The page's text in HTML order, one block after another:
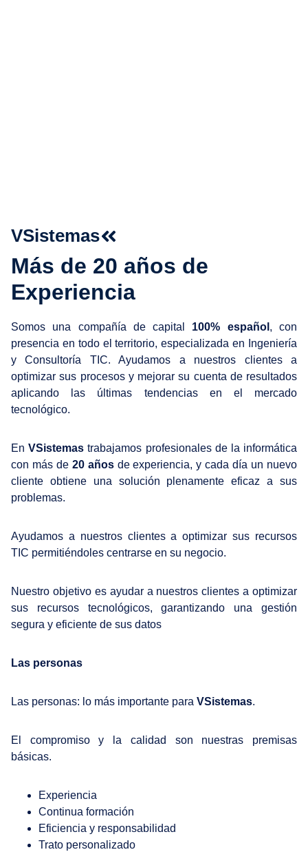
VSistemas
Más de 20 años de
Experiencia
Somos una compañía de capital 100% español , con
presencia en todo el territorio, especializada en Ingeniería
y Consultoría TIC. Ayudamos a nuestros clientes a
optimizar sus procesos y mejorar su cuenta de resultados
aplicando las últimas tendencias en el mercado
tecnológico.
EnVSistemas trabajamos profesionales de la informática
con más de 20 añosde experiencia, y cada día un nuevo
cliente obtiene una solución plenamente eficaz a sus
problemas.
Ayudamos a nuestros clientes a optimizar sus recursos
TIC permitiéndoles centrarse en su negocio.
Nuestro objetivo es ayudar a nuestros clientes a optimizar
sus recursos tecnológicos, garantizando una gestión
segura y eficiente de sus datos
Las personas
Las personas: lo más importante para VSistemas.
El compromiso y la calidad son nuestras premisas
básicas.
Experiencia
Continua formación
Eficiencia y responsabilidad
Trato personalizado